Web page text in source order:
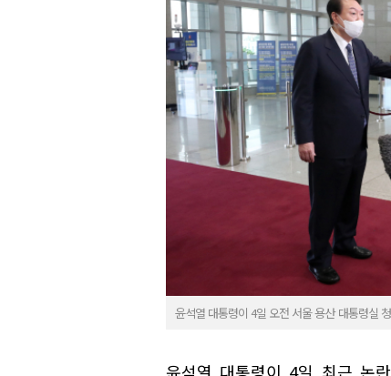
윤석열 대통령이 4일 오전 서울 용산 대통령실